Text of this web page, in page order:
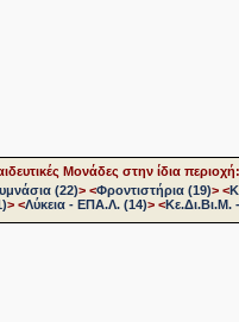
Μονάδες στην ίδια περιοχή:
(22)> <Φροντιστήρια (19)> <
> <Λύκεια - ΕΠΑ.Λ. (14)> <Κε.Δι.Βι.Μ.